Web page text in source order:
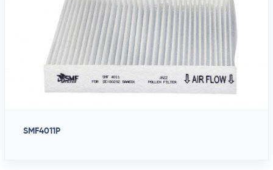
SMF4011P